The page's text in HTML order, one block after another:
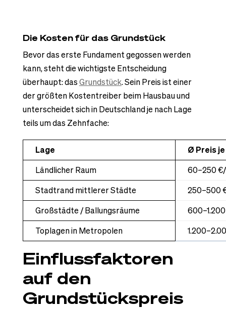
Die Kosten für das Grundstück
Bevor das erste Fundament gegossen werden
kann, steht die wichtigste Entscheidung
überhaupt: dasGrundstück. Sein Preis ist einer
der größten Kostentreiber beim Hausbau und
unterscheidet sich in Deutschland je nach Lage
teils um das Zehnfache:
Lage
Ø Preis je
Ländlicher Raum
60–250
Stadtrand mittlerer Städte
250–500
Großstädte / Ballungsräume
Toplagen in Metropolen
Einflussfaktoren
auf den
Grundstückspreis